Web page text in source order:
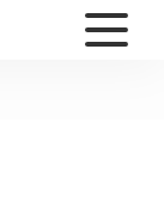
Лифтбек